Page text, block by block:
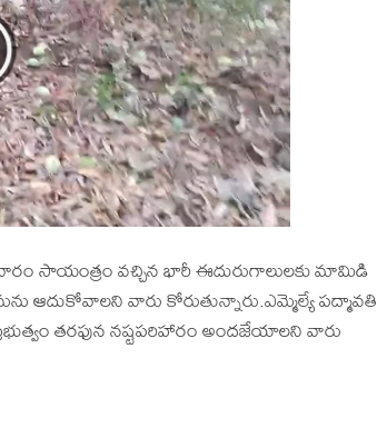
సాయంత్రం వచ్చిన భారీ ఈదురుగాలులకు మామిడి
ఆదుకోవాలని వారు కోరుతున్నారు.ఎమ్మెల్యే పద్మావతి
తరఫున నష్టపరిహారం అందజేయాలని వారు